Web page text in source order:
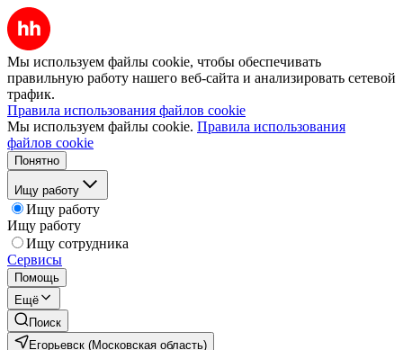
Мы используем файлы cookie, чтобы обеспечивать
правильную работу нашего веб-сайта и анализировать сетевой
трафик.
Правила использования файлов cookie
Мы используем файлы cookie. Правила использования
файлов cookie
Понятно
Ищу работу
Ищу работу
Ищу работу
Ищу сотрудника
Сервисы
Помощь
Ещё
Поиск
Егорьевск (Московская область)